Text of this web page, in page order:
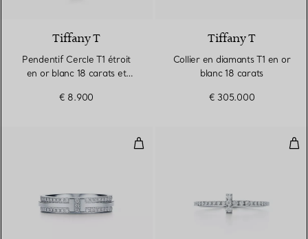
Tiffany T
Pendentif Cercle T1 étroit
en or blanc 18 carats et
€ 8.900
Tiffany T
Collier en diamants T1 en or
blanc 18 carats
€ 305.000
Bague étroite en pavé de